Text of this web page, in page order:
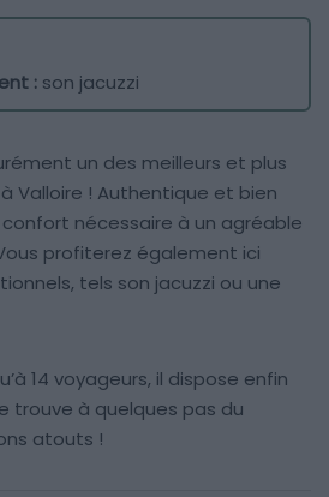
: son jacuzzi
un des meilleurs et plus
Valloire ! Authentique et bien
nécessaire à un agréable
profiterez également ici
tels son jacuzzi ou une
14 voyageurs, il dispose enfin
trouve à quelques pas du
atouts !